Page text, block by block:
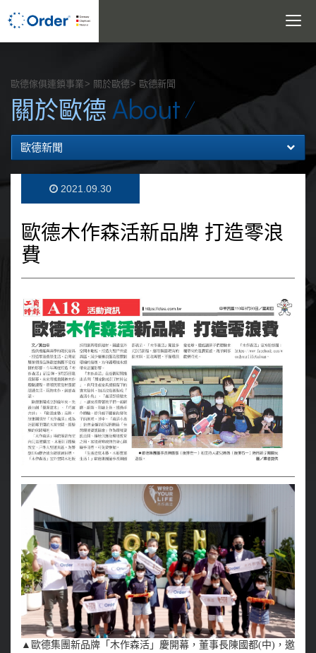
Toggle
歐德傢俱連鎖事業 關於歐德 歐德新聞
關於歐德 About
歐德新聞
2021.09.30
歐德木作森活新品牌 打造零浪
費
▲ 歐德集團新品牌「木作森活」慶開幕，董事長陳國都(中)，邀